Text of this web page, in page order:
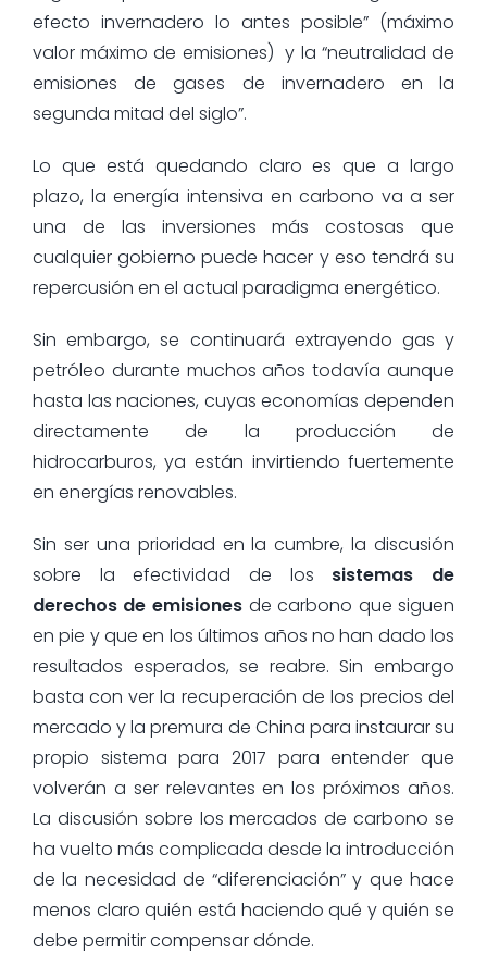
efecto invernadero lo antes posible” (máximo
valor máximo de emisiones) y la “neutralidad de
emisiones de gases de invernadero en la
segunda mitad del siglo”.
Lo que está quedando claro es que a largo
plazo, la energía intensiva en carbono va a ser
una de las inversiones más costosas que
cualquier gobierno puede hacer y eso tendrá su
repercusión en el actual paradigma energético.
Sin embargo, se continuará extrayendo gas y
petróleo durante muchos años todavía aunque
hasta las naciones, cuyas economías dependen
directamente de la producción de
hidrocarburos, ya están invirtiendo fuertemente
en energías renovables.
Sin ser una prioridad en la cumbre, la discusión
sobre la efectividad de los sistemas de
derechos de emisiones de carbono que siguen
en pie y que en los últimos años no han dado los
resultados esperados, se reabre. Sin embargo
basta con ver la recuperación de los precios del
mercado y la premura de China para instaurar su
propio sistema para 2017 para entender que
volverán a ser relevantes en los próximos años.
La discusión sobre los mercados de carbono se
ha vuelto más complicada desde la introducción
de la necesidad de “diferenciación” y que hace
menos claro quién está haciendo qué y quién se
debe permitir compensar dónde.